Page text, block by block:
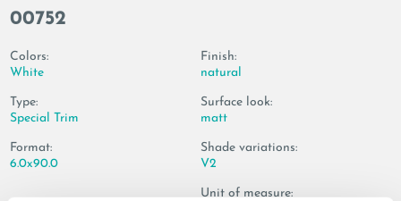
00752
Colors:
White
Type:
Special Trim
Format:
6.0x90.0
Finish:
natural
Surface look:
matt
Shade variations:
V2
Unit of measure: